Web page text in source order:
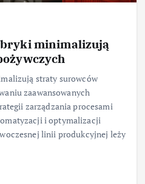
minimalizują
straty surowców
zaawansowanych
zarządzania procesami
i optymalizacji
linii produkcyjnej leży